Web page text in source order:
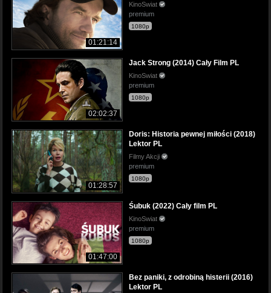
01:21:14
KinoSwiat
premium
1080p
02:02:37
Jack Strong (2014) Cały Film PL
KinoSwiat
premium
1080p
01:28:57
Doris: Historia pewnej miłości (2018)
Lektor PL
Filmy Akcji
premium
1080p
01:47:00
Śubuk (2022) Cały film PL
KinoSwiat
premium
1080p
Bez paniki, z odrobiną histerii (2016)
Lektor PL